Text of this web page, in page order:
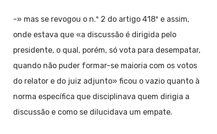
-» mas se revogou o n.º 2 do artigo 418º e assim,
onde estava que «a discussão é dirigida pelo
presidente, o qual, porém, só vota para desempatar,
quando não puder formar-se maioria com os votos
do relator e do juiz adjunto» ficou o vazio quanto à
norma específica que disciplinava quem dirigia a
discussão e como se dilucidava um empate.